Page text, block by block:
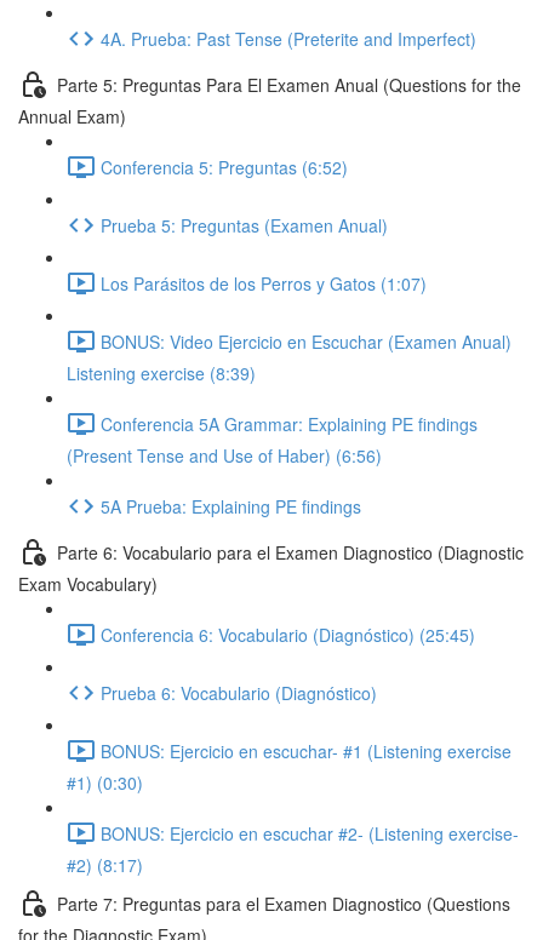
4A. Prueba: Past Tense (Preterite and Imperfect)
Parte 5: Preguntas Para El Examen Anual (Questions for the
Annual Exam)
Conferencia 5: Preguntas (6:52)
Prueba 5: Preguntas (Examen Anual)
Los Parásitos de los Perros y Gatos (1:07)
BONUS: Video Ejercicio en Escuchar (Examen Anual)
Listening exercise (8:39)
Conferencia 5A Grammar: Explaining PE findings
(Present Tense and Use of Haber) (6:56)
5A Prueba: Explaining PE findings
Parte 6: Vocabulario para el Examen Diagnostico (Diagnostic
Exam Vocabulary)
Conferencia 6: Vocabulario (Diagnóstico) (25:45)
Prueba 6: Vocabulario (Diagnóstico)
BONUS: Ejercicio en escuchar- #1 (Listening exercise
#1) (0:30)
BONUS: Ejercicio en escuchar #2- (Listening exercise-
#2) (8:17)
Parte 7: Preguntas para el Examen Diagnostico (Questions
for the Diagnostic Exam)